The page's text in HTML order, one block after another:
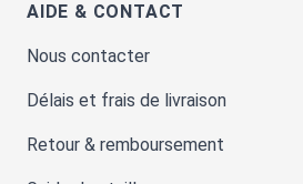
AIDE & CONTACT
Nous contacter
Délais et frais de livraison
Retour & remboursement